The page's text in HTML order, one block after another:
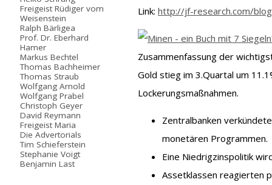
Freigeist Rüdiger vom
Weisenstein
Ralph Bärligea
Prof. Dr. Eberhard
Hamer
Markus Bechtel
Thomas Bachheimer
Thomas Straub
Wolfgang Arnold
Wolfgang Prabel
Christoph Geyer
David Reymann
Freigeist Maria
Die Advertorials
Tim Schieferstein
Stephanie Voigt
Benjamin Last
Link:http://jf-research.com/
Zusammenfassung der
Gold stieg im 3.Quartal um
Lockerungsmaßnahmen.
Zentralbanken
monetären Programmen.
Eine Niedrigzinspolitik
Assetklassen reagierten